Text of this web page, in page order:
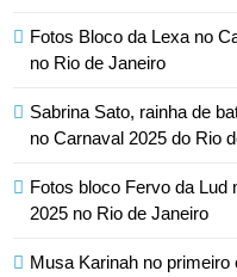
Fotos Bloco da Lexa no
no Rio de Janeiro
Sabrina Sato, rainha de
no Carnaval 2025 do Rio
Fotos bloco Fervo da Lud
2025 no Rio de Janeiro
Musa Karinah no primeiro